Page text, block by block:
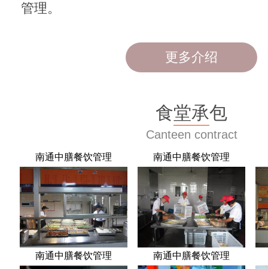
管理。
更多介绍
食堂承包
Canteen contract